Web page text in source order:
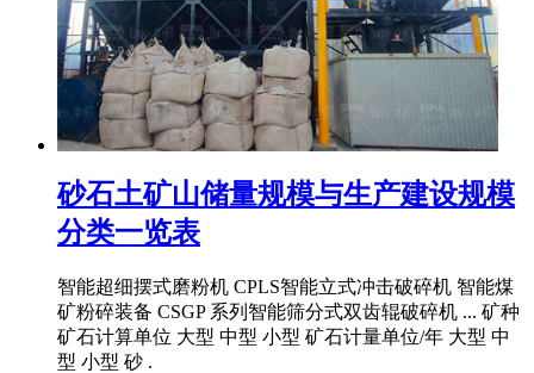
砂石土矿山储量规模与生产建设规模
分类一览表
智能超细摆式磨粉机 CPLS智能立式冲击破碎机 智能煤
矿粉碎装备 CSGP 系列智能筛分式双齿辊破碎机 ... 矿种
矿石计算单位 大型 中型 小型 矿石计量单位/年 大型 中
型 小型 砂 .